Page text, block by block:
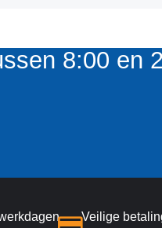
8:00 en
Veilige